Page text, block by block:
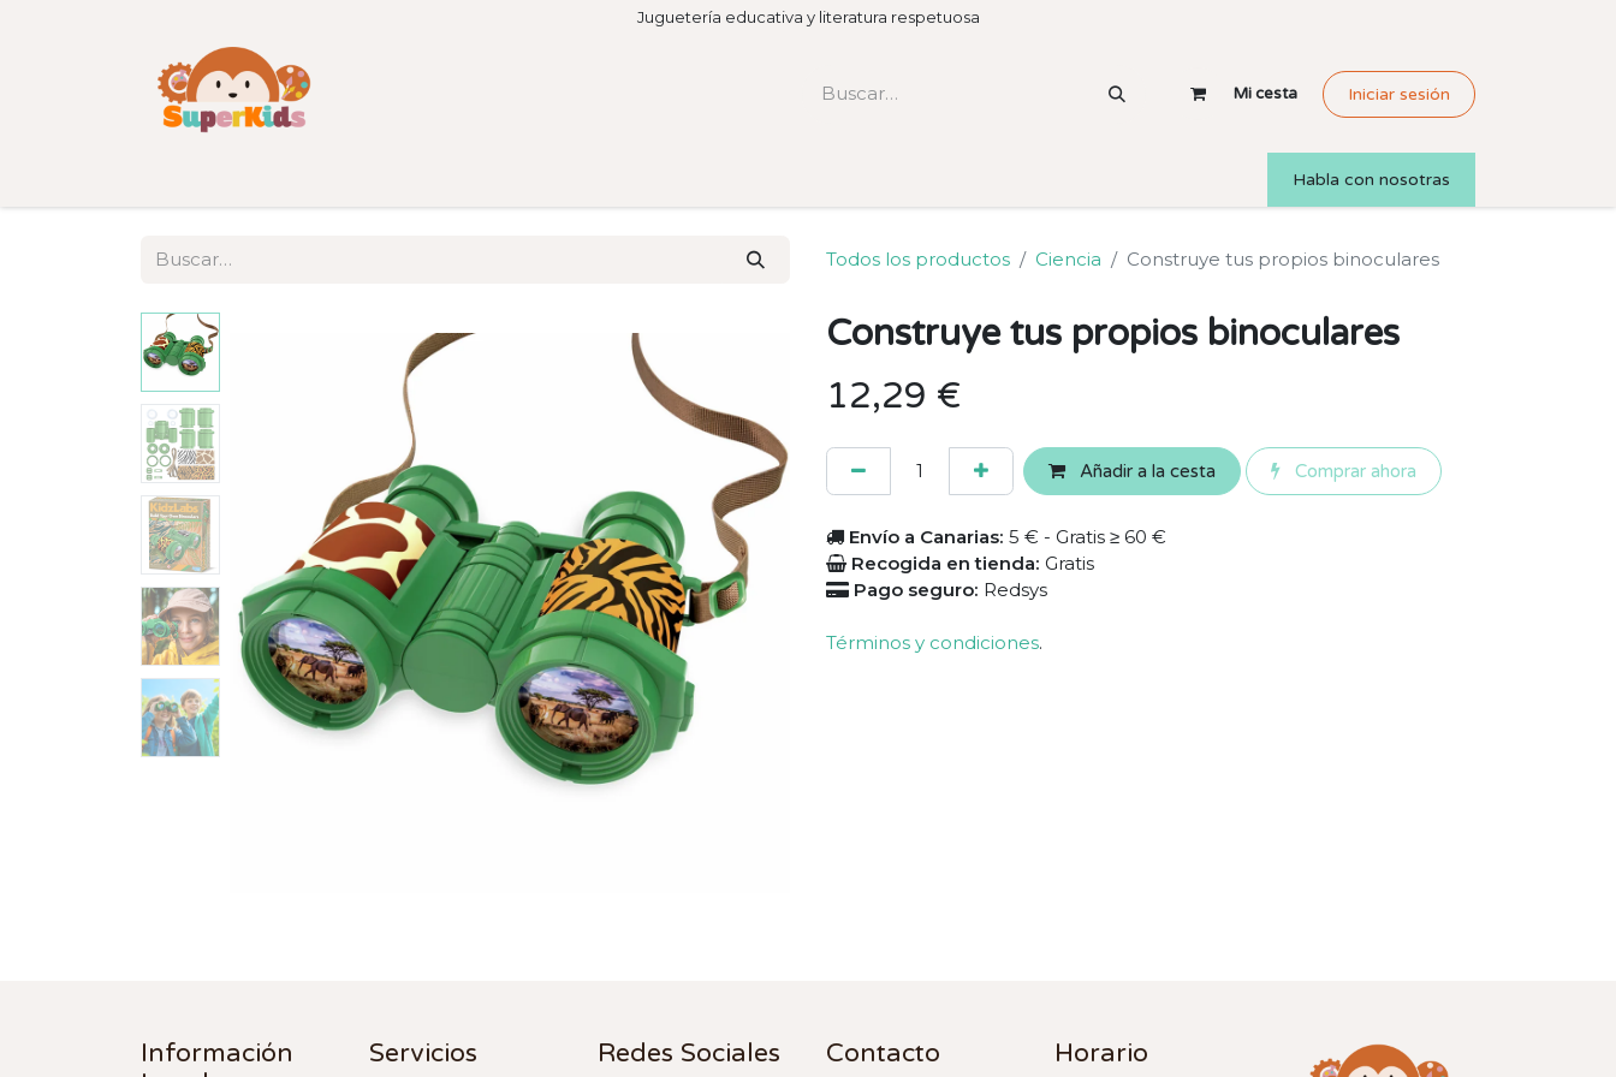
Juguetería educativa y literatura respetuosa
Mi cesta Iniciar sesión
Habla con nosotras
Todos los productos Ciencia Construye tus propios binoculares
Construye tus propios binoculares
12,29 €
Añadir a la cesta Comprar ahora
Envío a Canarias: 5 € - Gratis ≥ 60 €
Recogida en tienda: Gratis
Pago seguro: Redsys
Términos y condiciones.
Información
Servicios Redes Sociales Contacto Horario